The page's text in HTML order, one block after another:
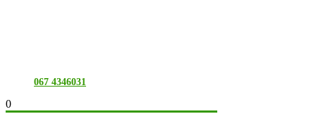
067 4346031
0